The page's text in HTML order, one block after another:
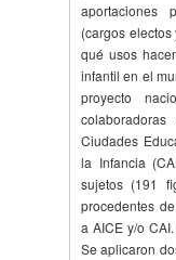
aportaciones
(cargos
qué usos
infantil en el
proyecto
Ciudades
la Infancia
sujetos (191
procedentes
a AICE y/o
Se aplicaron